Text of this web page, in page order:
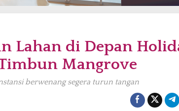
Lahan di Depan
Mangrove
berwenang segera turun tangan